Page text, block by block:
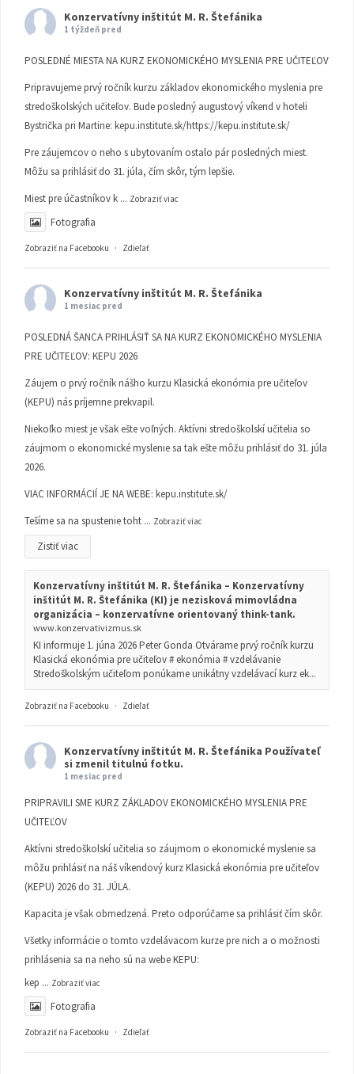
Konzervatívny inštitút M. R. Štefánika
1 týždeň pred
POSLEDNÉ MIESTA NA KURZ EKONOMICKÉHO MYSLENIA PRE UČITEĽOV
Pripravujeme prvý ročník kurzu základov ekonomického myslenia pre
stredoškolských učiteľov. Bude posledný augustový víkend v hoteli
Bystrička pri Martine: kepu.institute.sk/https://kepu.institute.sk/
Pre záujemcov o neho s ubytovaním ostalo pár posledných miest.
Môžu sa prihlásiť do 31. júla, čím skôr, tým lepšie.
Miest pre účastníkov k ... Zobraziť viac
Fotografia
Zobraziť na Facebooku · Zdieľať
Konzervatívny inštitút M. R. Štefánika
1 mesiac pred
POSLEDNÁ ŠANCA PRIHLÁSIŤ SA NA KURZ EKONOMICKÉHO MYSLENIA
PRE UČITEĽOV: KEPU 2026
Záujem o prvý ročník nášho kurzu Klasická ekonómia pre učiteľov
(KEPU) nás príjemne prekvapil.
Niekoľko miest je však ešte voľných. Aktívni stredoškolskí učitelia so
záujmom o ekonomické myslenie sa tak ešte môžu prihlásiť do 31. júla
2026.
VIAC INFORMÁCIÍ JE NA WEBE: kepu.institute.sk/
Tešíme sa na spustenie toht ... Zobraziť viac
Zistiť viac
Konzervatívny inštitút M. R. Štefánika – Konzervatívny
inštitút M. R. Štefánika (KI) je nezisková mimovládna
organizácia – konzervatívne orientovaný think-tank.
www.konzervativizmus.sk
KI informuje 1. júna 2026 Peter Gonda Otvárame prvý ročník kurzu
Klasická ekonómia pre učiteľov # ekonómia # vzdelávanie
Stredoškolským učiteľom ponúkame unikátny vzdelávací kurz ek...
Zobraziť na Facebooku · Zdieľať
Konzervatívny inštitút M. R. Štefánika Používateľ
si zmenil titulnú fotku.
1 mesiac pred
PRIPRAVILI SME KURZ ZÁKLADOV EKONOMICKÉHO MYSLENIA PRE
UČITEĽOV
Aktívni stredoškolskí učitelia so záujmom o ekonomické myslenie sa
môžu prihlásiť na náš víkendový kurz Klasická ekonómia pre učiteľov
(KEPU) 2026 do 31. JÚLA.
Kapacita je však obmedzená. Preto odporúčame sa prihlásiť čím skôr.
Všetky informácie o tomto vzdelávacom kurze pre nich a o možnosti
prihlásenia sa na neho sú na webe KEPU:
kep ... Zobraziť viac
Fotografia
Zobraziť na Facebooku · Zdieľať